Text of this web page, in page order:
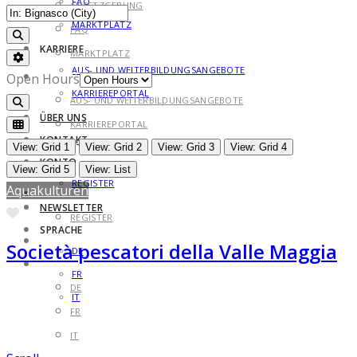
MARKTPLATZ
KARRIERE
AUS- UND WEITERBILDUNGSANGEBOTE
KARRIEREPORTAL
ÜBER UNS
KONTAKT
KONTO
REGISTER
NEWSLETTER
SPRACHE
DE
FR
IT
GESETZGEBUNG
FAQ
MARKTPLATZ
KARRIERE
AUS- UND WEITERBILDUNGSANGEBOTE
KARRIEREPORTAL
ÜBER UNS
KONTAKT
KONTO
REGISTER
SPRACHE
DE
FR
IT
Advanced Filters
Open Hours
View: Grid 1 View: Grid 2 View: Grid 3
View: Grid 4
View: Grid 5
View: List
Aquakulturen
Favorite
Società pescatori della Valle Maggia